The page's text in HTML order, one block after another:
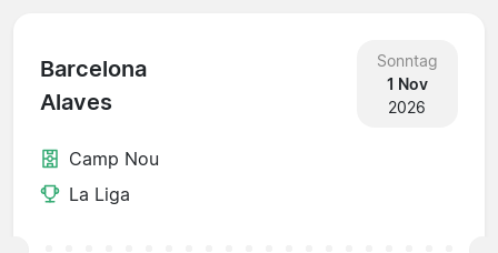
Barcelona
Alaves
Sonntag
1 Nov
2026
Camp Nou
La Liga